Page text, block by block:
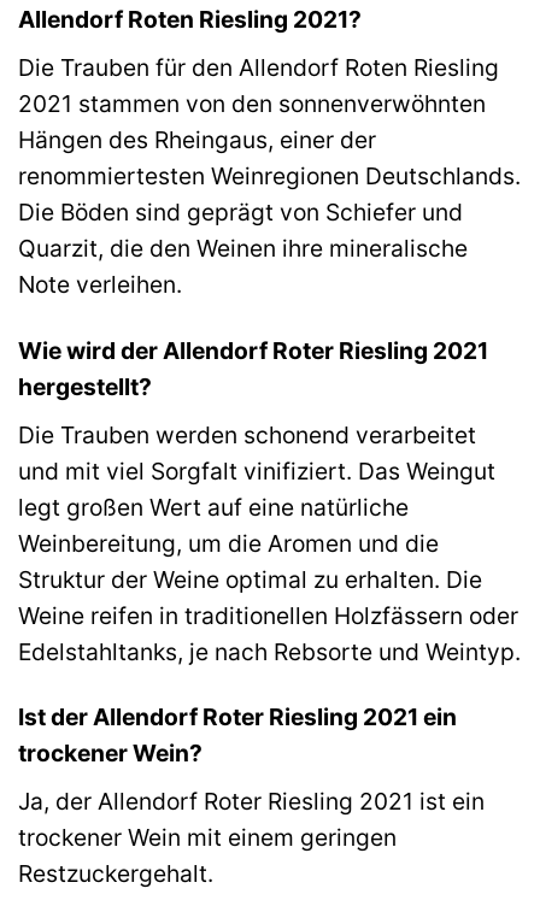
Allendorf Roten Riesling 2021?
Die Trauben für den Allendorf Roten Riesling
2021 stammen von den sonnenverwöhnten
Hängen des Rheingaus, einer der
renommiertesten Weinregionen Deutschlands.
Die Böden sind geprägt von Schiefer und
Quarzit, die den Weinen ihre mineralische
Note verleihen.
Wie wird der Allendorf Roter Riesling 2021
hergestellt?
Die Trauben werden schonend verarbeitet
und mit viel Sorgfalt vinifiziert. Das Weingut
legt großen Wert auf eine natürliche
Weinbereitung, um die Aromen und die
Struktur der Weine optimal zu erhalten. Die
Weine reifen in traditionellen Holzfässern oder
Edelstahltanks, je nach Rebsorte und Weintyp.
Ist der Allendorf Roter Riesling 2021 ein
trockener Wein?
Ja, der Allendorf Roter Riesling 2021 ist ein
trockener Wein mit einem geringen
Restzuckergehalt.